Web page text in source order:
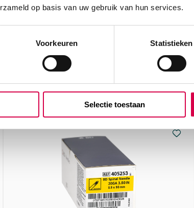
op basis van uw gebruik van hun services.
Voorkeuren Statistieken
Selectie toestaan